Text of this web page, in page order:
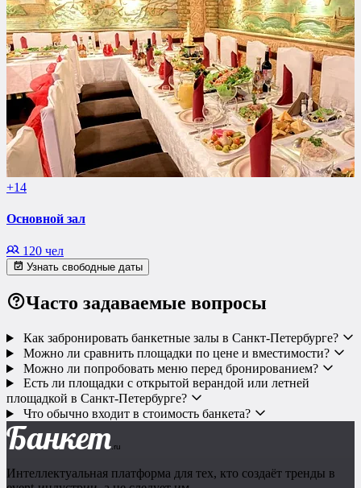
+14
Основной зал
120 чел
Узнать свободные даты
Часто задаваемые вопросы
Как забронировать банкетные залы в Санкт-Петербурге?
Можно ли сравнить площадки по цене и вместимости?
Можно ли попробовать меню перед бронированием?
Есть ли площадки с открытой верандой или летней
площадкой в Санкт-Петербурге?
Что обычно входит в стоимость банкета?
Банкет .ru
Интеллектуальная платформа для тех, кто создаёт тренды в